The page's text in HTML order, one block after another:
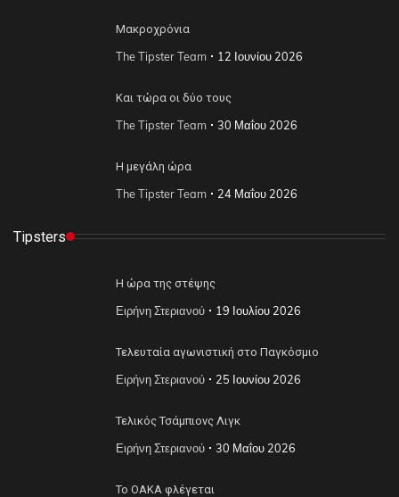
Μακροχρόνια
The Tipster Team 12 Ιουνίου 2026
Και τώρα οι δύο τους
The Tipster Team 30 Μαΐου 2026
Η μεγάλη ώρα
The Tipster Team 24 Μαΐου 2026
Tipsters
Η ώρα της στέψης
Ειρήνη Στεριανού 19 Ιουλίου 2026
Τελευταία αγωνιστική στο Παγκόσμιο
Ειρήνη Στεριανού 25 Ιουνίου 2026
Τελικός Τσάμπιονς Λιγκ
Ειρήνη Στεριανού 30 Μαΐου 2026
Το ΟΑΚΑ φλέγεται